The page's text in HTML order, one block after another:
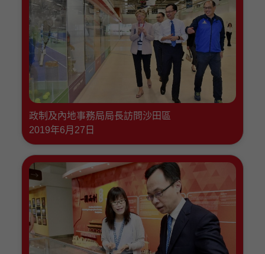
政制及內地事務局局長訪問沙田區
2019年6月27日